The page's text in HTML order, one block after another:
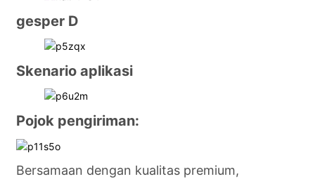
gesper D
Skenario aplikasi
Pojok pengiriman:
Bersamaan dengan kualitas premium,